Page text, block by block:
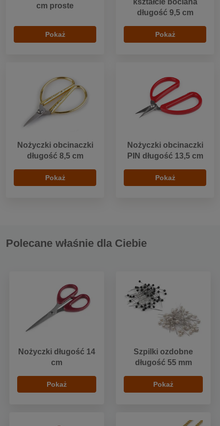
cm proste
Pokaż
kształcie bociana
długość 9,5 cm
Pokaż
Nożyczki obcinaczki
długość 8,5 cm
Pokaż
Nożyczki obcinaczki
PIN długość 13,5 cm
Pokaż
Polecane właśnie dla Ciebie
Nożyczki długość 14
cm
Pokaż
Szpilki ozdobne
długość 55 mm
Pokaż